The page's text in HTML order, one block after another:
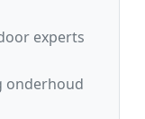
experts
onderhoud